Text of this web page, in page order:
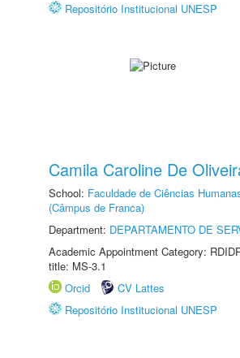
Repositório Institucional UNESP
Camila Caroline De
School: Faculdade de Ciências
(Câmpus de Franca)
Department: DEPARTAMENTO DE
Academic Appointment Category:
title: MS-3.1
Orcid
CV Lattes
Repositório Institucional UNESP